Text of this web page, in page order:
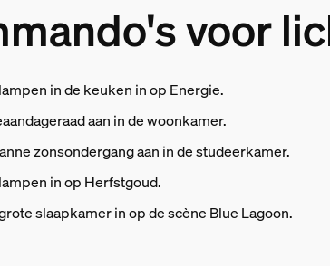
voor
in de keuken in op Energie.
aan in de woonkamer.
zonsondergang aan in de studeerkamer.
in op Herfstgoud.
slaapkamer in op de scène Blue Lagoon.